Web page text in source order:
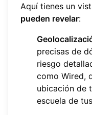
Aquí tienes un
pueden revelar:
precisas de
riesgo
como Wired,
ubicación de
escuela de